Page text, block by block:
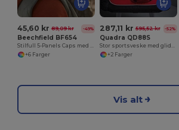
45,60 kr 89,09 kr -49%
Beechfield BF654
Stilfull 5-Panels Caps med Justerbar Stropp
+6 Farger
287,11 kr 595,52 kr -52%
Quadra QD88S
Stor sportsveske med glidelås
+2 Farger
Vis alt